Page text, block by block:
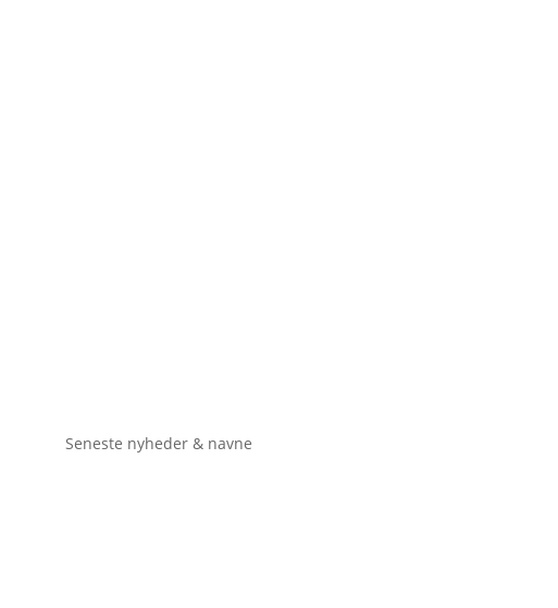
Seneste nyheder & navne